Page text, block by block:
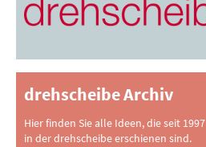
drehscheibe Archiv
Hier finden Sie alle Ideen, die seit 1997
in der drehscheibe erschienen sind.